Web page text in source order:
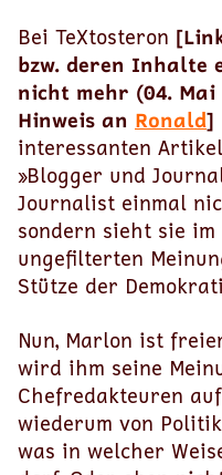
Bei TeXtosteron
bzw. deren Inhalte
nicht mehr (04. Mai
Hinweis an Ronald]
interessanten
»Blogger und
Journalist einmal
sondern sieht sie
ungefilterten
Stütze der
Nun, Marlon ist
wird ihm seine
Chefredakteuren
wiederum von
was in welcher